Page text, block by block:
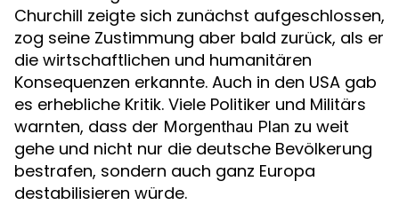
Churchill zeigte sich zunächst aufgeschlossen,
zog seine Zustimmung aber bald zurück, als er
die wirtschaftlichen und humanitären
Konsequenzen erkannte. Auch in den USA gab
es erhebliche Kritik. Viele Politiker und Militärs
warnten, dass der Morgenthau Plan zu weit
gehe und nicht nur die deutsche Bevölkerung
bestrafen, sondern auch ganz Europa
destabilisieren würde.